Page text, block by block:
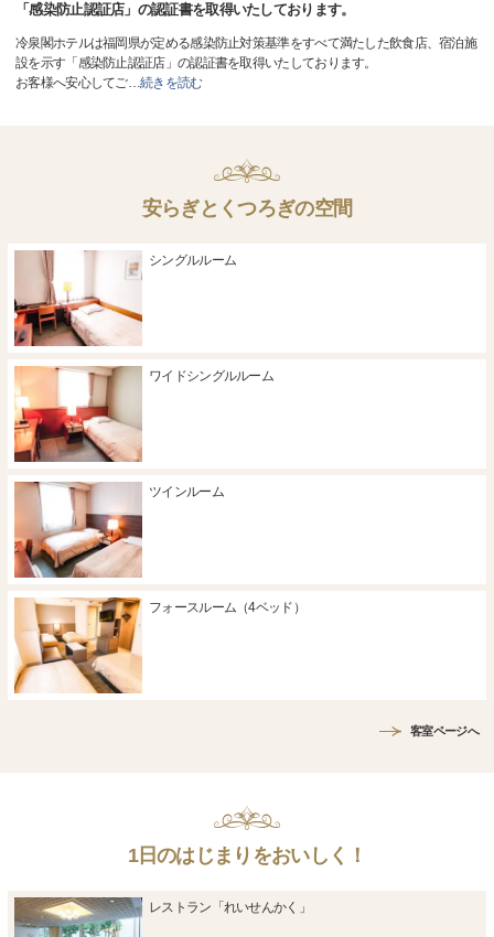
「感染防止認証店」の認証書を取得いたしております。
冷泉閣ホテルは福岡県が定める感染防止対策基準をすべて満たした飲食店、宿泊施
設を示す「感染防止認証店」の認証書を取得いたしております。
お客様へ安心してご…続きを読む
安らぎとくつろぎの空間
シングルルーム
ワイドシングルルーム
ツインルーム
フォースルーム（4ベッド）
客室ページへ
1日のはじまりをおいしく！
レストラン「れいせんかく」